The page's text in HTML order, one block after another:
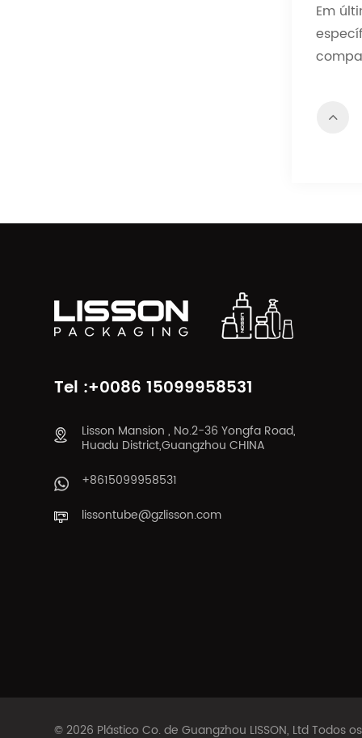
Em
Tel :+0086 15099958531
Lisson Mansion , No.2-36 Yongfa Road,
Huadu District,Guangzhou CHINA
+8615099958531
lissontube@gzlisson.com
© 2026 Plástico Co. de Guangzhou LISSON, Ltd Todos